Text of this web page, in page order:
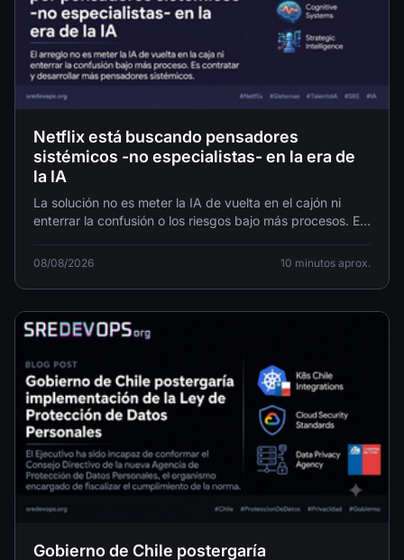
Netflix está buscando pensadores
sistémicos -no especialistas- en la era de
la IA
La solución no es meter la IA de vuelta en el cajón ni
enterrar la confusión o los riesgos bajo más procesos. Es
08/08/2026 10 minutos aprox.
Gobierno de Chile postergaría